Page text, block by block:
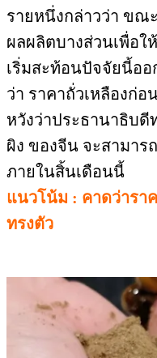
แนวโน้ม : คาดว่ารา
ทรงตัว